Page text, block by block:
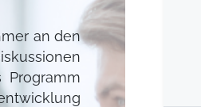
an den
Programm